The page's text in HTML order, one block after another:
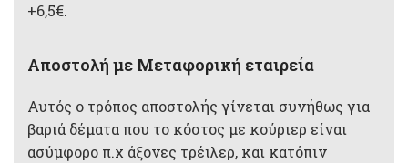
+6,5€.
Αποστολή με Μεταφορική εταιρεία
Αυτός ο τρόπος αποστολής γίνεται συνήθως για
βαριά δέματα που το κόστος με κούριερ είναι
ασύμφορο π.χ άξονες τρέιλερ, και κατόπιν